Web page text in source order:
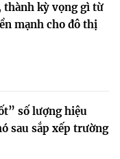
thành kỳ vọng gì từ
mạnh cho đô thị
số lượng hiệu
sau sắp xếp trường